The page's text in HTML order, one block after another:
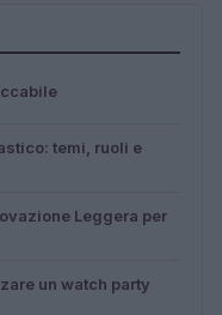
temi, ruoli e
Leggera per
un watch party